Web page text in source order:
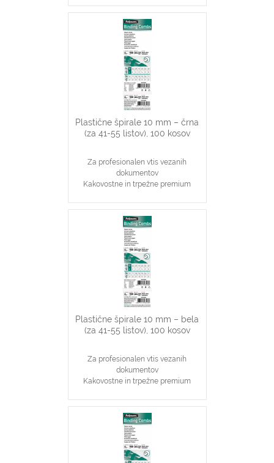
Najpopularnjši, ekonomičen in
vsestranski našin vezave dokumentov
8 mm špirale primerne za vezavo 21-
40 stranskih dokumentov
Primerno za katerikoli aparat za
plastične špirale na 21 lukenj, ki veže
do 40 listov
Plastične špirale 10 mm – črna
(za 41-55 listov), 100 kosov
Za profesionalen vtis vezanih
dokumentov
Kakovostne in trpežne premium
Najpopularnjši, ekonomičen in
vsestranski našin vezave dokumentov
10 mm špirale primerne za vezavo 41-
55 stranskih dokumentov
Primerno za katerikoli aparat za
plastične špirale na 21 lukenj, ki veže
do 55 listov
Plastične špirale 10 mm – bela
(za 41-55 listov), 100 kosov
Za profesionalen vtis vezanih
dokumentov
Kakovostne in trpežne premium
Najpopularnjši, ekonomičen in
vsestranski našin vezave dokumentov
10 mm špirale primerne za vezavo 41-
55 stranskih dokumentov
Primerno za katerikoli aparat za
plastične špirale na 21 lukenj, ki veže